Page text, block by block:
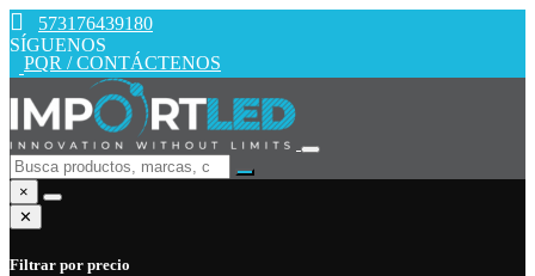
573176439180
SÍGUENOS
PQR / CONTÁCTENOS
×
✕
Filtrar por precio